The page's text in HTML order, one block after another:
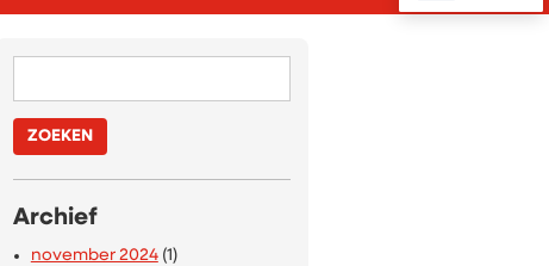
Archief
november 2024(1)